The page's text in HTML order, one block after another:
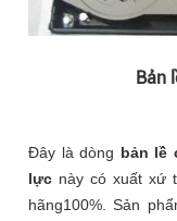
Bản
Đây là dòng bản lề
lực này có xuất xứ
hãng100%. Sản